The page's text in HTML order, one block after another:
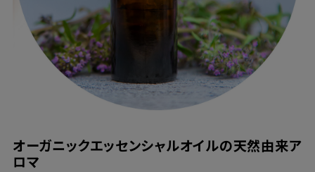
オーガニックエッセンシャルオイルの天然由来ア
ロマ